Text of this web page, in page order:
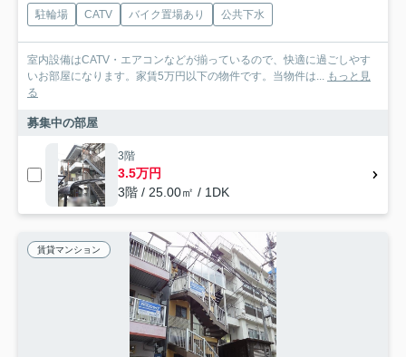
駐輪場 CATV バイク置場あり 公共下水
室内設備はCATV・エアコンなどが揃っているので、快適に過ごしやす
いお部屋になります。家賃5万円以下の物件です。当物件は... もっと見
る
募集中の部屋
3階
3.5万円
3階 / 25.00㎡ / 1DK
賃貸マンション